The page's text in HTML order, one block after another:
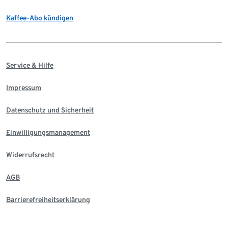
Kaffee-Abo kündigen
Service & Hilfe
Impressum
Datenschutz und Sicherheit
Einwilligungsmanagement
Widerrufsrecht
AGB
Barrierefreiheitserklärung